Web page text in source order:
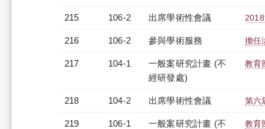
215 106-2 出席學術性會議
216 106-2 參與學術服務 擔任
217 104-1
一般案研究計畫 (不
經研發處)
教育
218 104-2 出席學術性會議 第六
219 106-1
一般案研究計畫 (不
教育